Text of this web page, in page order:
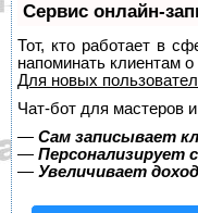
Сервис онлайн-
Тот, кто работает в
напоминать клиентам
Для новых
Чат-бот для мастеров
— Сам записывает
— Персонализирует
— Увеличивает